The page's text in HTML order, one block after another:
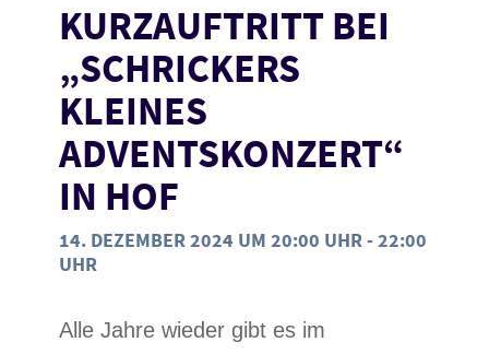
KURZAUFTRITT BEI
„SCHRICKERS
KLEINES
ADVENTSKONZERT“
IN HOF
14. DEZEMBER 2024 UM 20:00 UHR-22:00
UHR
Alle Jahre wieder gibt es im